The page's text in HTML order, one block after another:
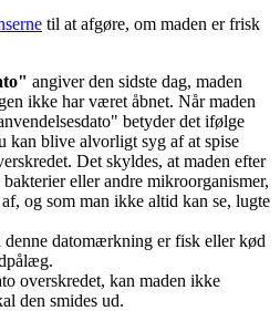
til at afgøre, om maden er frisk
angiver den sidste dag, maden
ikke har været åbnet. Når maden
betyder det ifølge
kan blive alvorligt syg af at spise
Det skyldes, at maden efter
eller andre mikroorganismer,
og som man ikke altid kan se, lugte
denne datomærkning er fisk eller kød
overskredet, kan maden ikke
den smides ud.